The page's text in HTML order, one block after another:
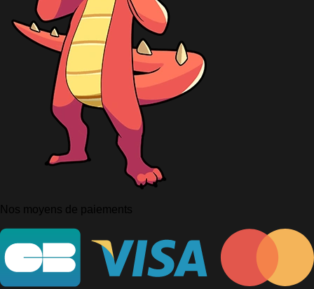
Nos moyens de paiements